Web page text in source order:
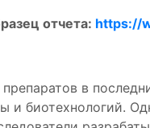
отчета: https://
в
биотехнологий.